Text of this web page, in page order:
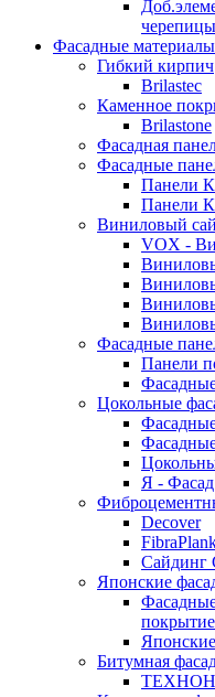
черепицы
Фасадные материалы
Гибкий кирпич
Brilastec
Каменное
Brilastone
Фасадная
Фасадные
Панели
Панели
Виниловый
VOX -
Фасадные
Панели
Цокольные
Я -
Decover
Сайдинг
Японские
Битумная